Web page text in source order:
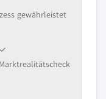
gewährleistet
✓
Marktrealitätscheck